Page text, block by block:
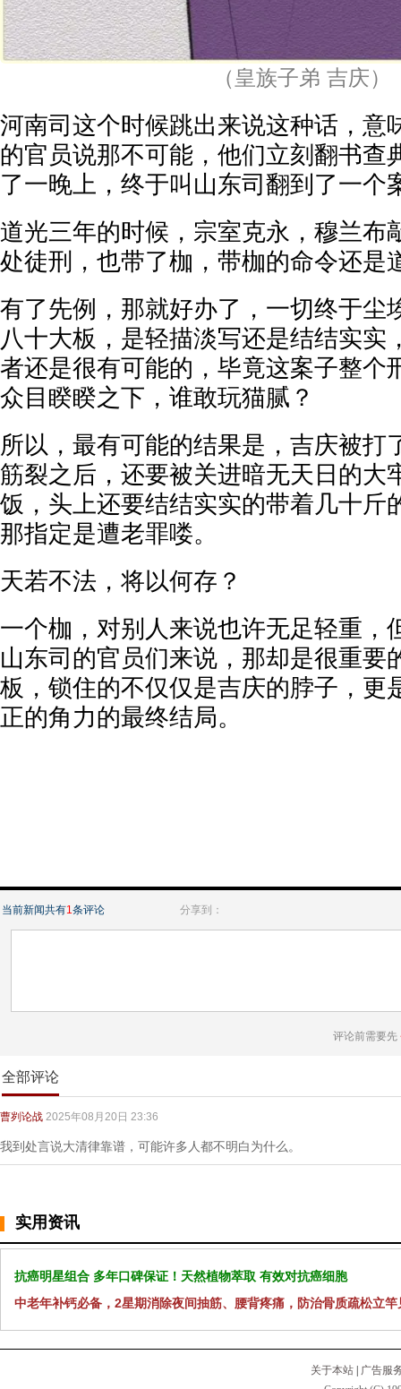
（皇族子弟 吉庆）
河南司这个时候跳出来说这种话，意
的官员说那不可能，他们立刻翻书查
了一晚上，终于叫山东司翻到了一个
道光三年的时候，宗室克永，穆兰布
处徒刑，也带了枷，带枷的命令还是
有了先例，那就好办了，一切终于尘
八十大板，是轻描淡写还是结结实实
者还是很有可能的，毕竟这案子整个
众目睽睽之下，谁敢玩猫腻？
所以，最有可能的结果是，吉庆被打
筋裂之后，还要被关进暗无天日的大
饭，头上还要结结实实的带着几十斤
那指定是遭老罪喽。
天若不法，将以何存？
一个枷，对别人来说也许无足轻重，
山东司的官员们来说，那却是很重要
板，锁住的不仅仅是吉庆的脖子，更
正的角力的最终结局。
当前新闻共有1条评论 分享到：
评论前需要先
全部评论
曹刿论战 2025年08月20日 23:36
我到处言说大清律靠谱，可能许多人都不明白为什么。
实用资讯
抗癌明星组合 多年口碑保证！天然植物萃取 有效对抗癌细胞
中老年补钙必备，2星期消除夜间抽筋、腰背疼痛，防治骨质疏松立竿
关于本站
广告服